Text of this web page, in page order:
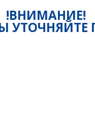
!ВНИМАНИЕ!